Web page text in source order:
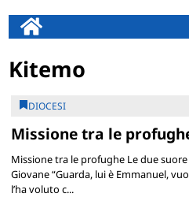
Kitemo
DIOCESI
Missione tra le
Missione tra le profughe Le due
Giovane “Guarda, lui è Emmanuel,
l’ha voluto c...